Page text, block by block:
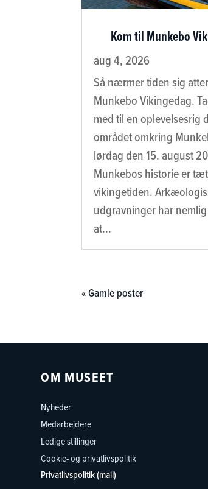
Kom til Munkebo
aug 4, 2026
Så nærmer tiden sig
Munkebo Vikingedag.
med til en oplevelsesrig
området omkring
lørdag den 15. august
Munkebos historie er
vikingetiden.
udgravninger har
at...
« Gamle poster
OM MUSEET
Nyheder
Medarbejdere
Ledige stillinger
Cookie- og privatlivspolitik
Privatlivspolitik (mail)